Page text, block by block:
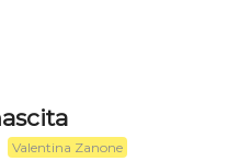
Valentina Zanone